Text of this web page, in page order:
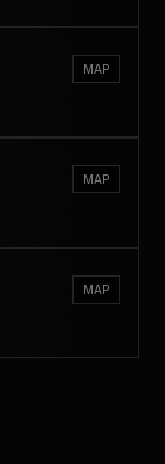
MAP
MAP
MAP